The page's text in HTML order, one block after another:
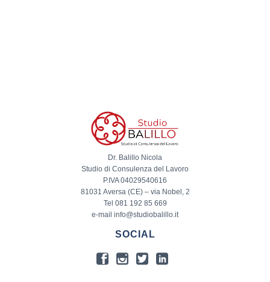
Dr. Balillo Nicola
Studio di Consulenza del Lavoro
P.IVA 04029540616
81031 Aversa (CE) – via Nobel, 2
Tel 081 192 85 669
e-mail info@studiobalillo.it
SOCIAL